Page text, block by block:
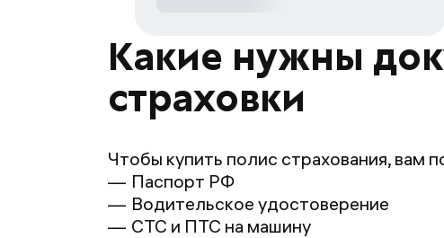
Какие нужны
страховки
Чтобы купить полис страхования, вам
Паспорт РФ
Водительское удостоверение
СТС и ПТС на машину